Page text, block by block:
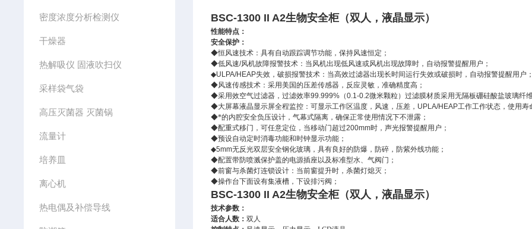
密度浓度分析检测仪
干燥器
热解吸仪 固液吹扫仪
采样袋气袋
高压灭菌器 灭菌锅
流量计
培养皿
离心机
热电偶及补偿导线
BSC-1300 II A2生物安全柜（双人，液晶显示）
性能特点：
安全保护：
◆恒风速技术：具有自动跟踪调节功能，保持风速恒定；
◆低风速/风机故障报警技术：当风机出现低风速或风机出现故障时，自动报警提醒用户；
◆ULPA/HEAP失效，破损报警技术：当高效过滤器出现长时间运行失效或破损时，自动报警提醒用户；
◆风速传感技术：采用美国的压差传感器，反应灵敏，准确精度高；
◆采用效空气过滤器，过滤效率99.999% （0.1-0.2微米颗粒）过滤膜材质采用无隔板硼硅酸盐玻璃纤维
◆大屏幕液晶显示屏全程监控：可显示工作区温度，风速，压差， UPLA/HEAP工作工作状态，使用寿
◆*的内腔安全负压设计，气幕式隔离，确保正常使用情况下不泄露；
◆配重式移门，可任意定位，当移动门超过200mm时，声光报警提醒用户；
◆预设自动定时消毒功能和时钟显示功能；
◆5mm无反光双层安全钢化玻璃，具有良好的防爆，防碎，防紫外线功能；
◆配置带防喷溅保护盖的电源插座以及标准型水、气阀门；
◆前窗与杀菌灯连锁设计：当前窗提升时，杀菌灯熄灭；
◆操作台下面设有集液槽，下设排污阀；
BSC-1300 II A2生物安全柜（双人，液晶显示）
技术参数：
适合人数：双人